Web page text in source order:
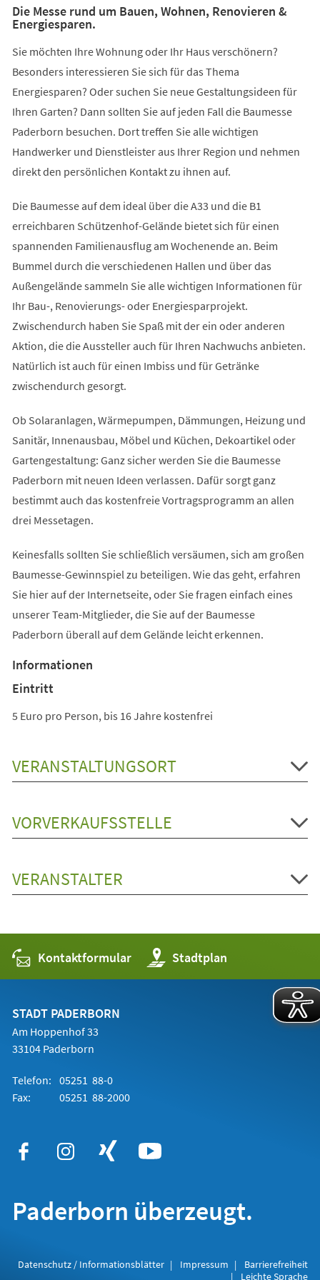
Die Messe rund um Bauen, Wohnen, Renovieren &
Energiesparen.
Sie möchten Ihre Wohnung oder Ihr Haus verschönern?
Besonders interessieren Sie sich für das Thema
Energiesparen? Oder suchen Sie neue Gestaltungsideen für
Ihren Garten? Dann sollten Sie auf jeden Fall die Baumesse
Paderborn besuchen. Dort treffen Sie alle wichtigen
Handwerker und Dienstleister aus Ihrer Region und nehmen
direkt den persönlichen Kontakt zu ihnen auf.
Die Baumesse auf dem ideal über die A33 und die B1
erreichbaren Schützenhof-Gelände bietet sich für einen
spannenden Familienausflug am Wochenende an. Beim
Bummel durch die verschiedenen Hallen und über das
Außengelände sammeln Sie alle wichtigen Informationen für
Ihr Bau-, Renovierungs- oder Energiesparprojekt.
Zwischendurch haben Sie Spaß mit der ein oder anderen
Aktion, die die Aussteller auch für Ihren Nachwuchs anbieten.
Natürlich ist auch für einen Imbiss und für Getränke
zwischendurch gesorgt.
Ob Solaranlagen, Wärmepumpen, Dämmungen, Heizung und
Sanitär, Innenausbau, Möbel und Küchen, Dekoartikel oder
Gartengestaltung: Ganz sicher werden Sie die Baumesse
Paderborn mit neuen Ideen verlassen. Dafür sorgt ganz
bestimmt auch das kostenfreie Vortragsprogramm an allen
drei Messetagen.
Keinesfalls sollten Sie schließlich versäumen, sich am großen
Baumesse-Gewinnspiel zu beteiligen. Wie das geht, erfahren
Sie hier auf der Internetseite, oder Sie fragen einfach eines
unserer Team-Mitglieder, die Sie auf der Baumesse
Paderborn überall auf dem Gelände leicht erkennen.
Informationen
Eintritt
5 Euro pro Person, bis 16 Jahre kostenfrei
VERANSTALTUNGSORT
VORVERKAUFSSTELLE
VERANSTALTER
Kontaktformular Stadtplan
(Öffnet
in
einem
STADT PADERBORN
Am Hoppenhof 33
33104 Paderborn
Telefon: 05251 88-0
Fax:
05251 88-2000
Paderborn überzeugt.
Datenschutz / Informationsblätter Impressum
Barrierefreiheit
Leichte Sprache